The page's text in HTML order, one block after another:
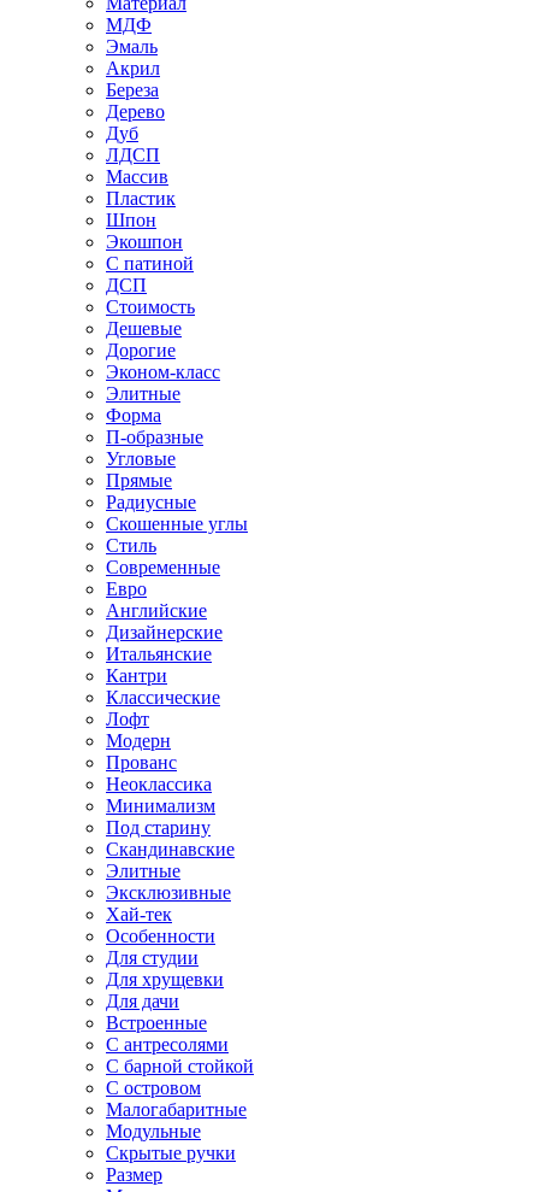
МДФ
Эмаль
Акрил
Береза
Дерево
Дуб
ЛДСП
Массив
Пластик
Шпон
Экошпон
С патиной
ДСП
Стоимость
Дешевые
Дорогие
Эконом-класс
Элитные
Форма
П-образные
Угловые
Прямые
Радиусные
Скошенные углы
Стиль
Современные
Евро
Английские
Дизайнерские
Итальянские
Кантри
Классические
Лофт
Модерн
Прованс
Неоклассика
Минимализм
Под старину
Скандинавские
Элитные
Эксклюзивные
Хай-тек
Особенности
Для студии
Для хрущевки
Для дачи
Встроенные
С антресолями
С барной стойкой
С островом
Малогабаритные
Модульные
Скрытые ручки
Размер